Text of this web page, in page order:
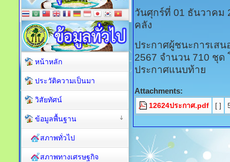
วันศุกร์ที่ 01 ธันวาคม
คลัง
ประกาศผู้ชนะการเส
2567 จำนวน 710 ชุด
ประกาศแนบท้าย
Attachments:
12624ประกาศ.pdf [ ]
หน้าหลัก
ประวัติความเป็นมา
วิสัยทัศน์
ข้อมูลพื้นฐาน
สภาพทั่วไป
สภาพทางเศรษฐกิจ